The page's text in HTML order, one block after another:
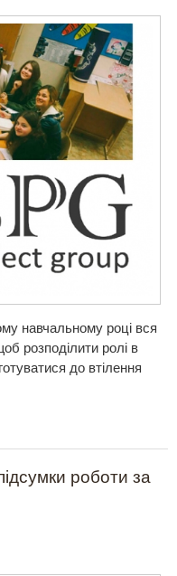
навчальному році вся
розподілити ролі в
до втілення
роботи за